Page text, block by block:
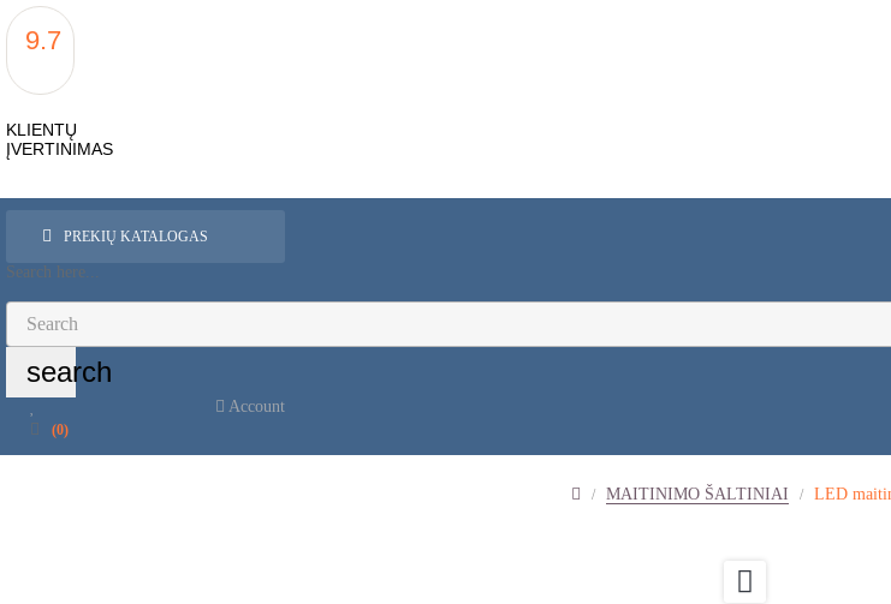
9.7
KLIENTŲ
ĮVERTINIMAS
PREKIŲ KATALOGAS
Search here...
search
Account
(0)
MAITINIMO ŠALTINIAI LED
